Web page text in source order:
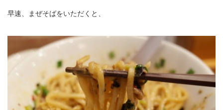
早速、まぜそばをいただくと、